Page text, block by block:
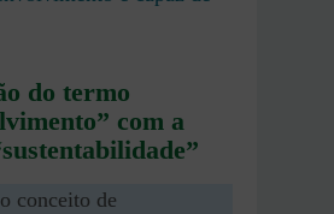
do termo
com a
conceito de